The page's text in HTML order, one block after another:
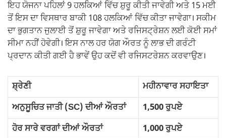
ਇਹ ਯੋਜਨਾ ਪਹਿਲਾਂ 9 ਹਲਕਿਆਂ ਵਿੱਚ ਸ਼ੁਰੂ ਕੀਤੀ ਜਾਵੇਗੀ ਅਤੇ 15 ਮਈ
ਤੋਂ ਇਸ ਦਾ ਵਿਸਥਾਰ ਬਾਕੀ 108 ਹਲਕਿਆਂ ਵਿੱਚ ਕੀਤਾ ਜਾਵੇਗਾ। ਸਕੀਮ
ਦਾ ਭੁਗਤਾਨ ਜੁਲਾਈ ਤੋਂ ਸ਼ੁਰੂ ਜਾਵੇਗਾ ਅਤੇ ਰਜਿਸਟ੍ਰੇਸ਼ਨ ਲਈ ਕੋਈ ਸਮਾਂ
ਸੀਮਾ ਨਹੀਂ ਹੋਵੇਗੀ। ਇਸ ਨਾਲ ਹਰ ਯੋਗ ਔਰਤ ਨੂੰ ਲਾਭ ਦੀ ਗਰੰਟੀ
ਪ੍ਰਦਾਨ ਕੀਤੀ ਗਈ ਹੈ ਭਾਵੇਂ ਉਹ ਕਦੋਂ ਵੀ ਰਜਿਸਟਰੇਸ਼ਨ ਕਰਵਾਉਣ।
ਸ਼੍ਰੇਣੀ
ਮਹੀਨਾਵਾਰ ਸਹਾਇਤਾ
ਅਨੁਸੂਚਿਤ ਜਾਤੀ (SC) ਦੀਆਂ ਔਰਤਾਂ
1,500 ਰੁਪਏ
ਹੋਰ ਸਾਰੇ ਵਰਗਾਂ ਦੀਆਂ ਔਰਤਾਂ
1,000 ਰੁਪਏ